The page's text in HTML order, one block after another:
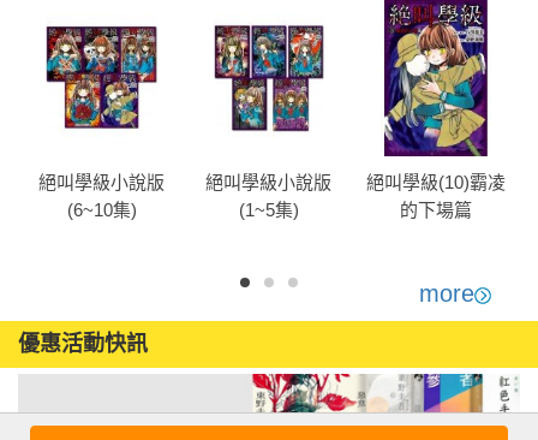
絕叫學級小說版
(6~10集)
絕叫學級小說版
(1~5集)
絕叫學級(10)霸凌
的下場篇
more
優惠活動快訊